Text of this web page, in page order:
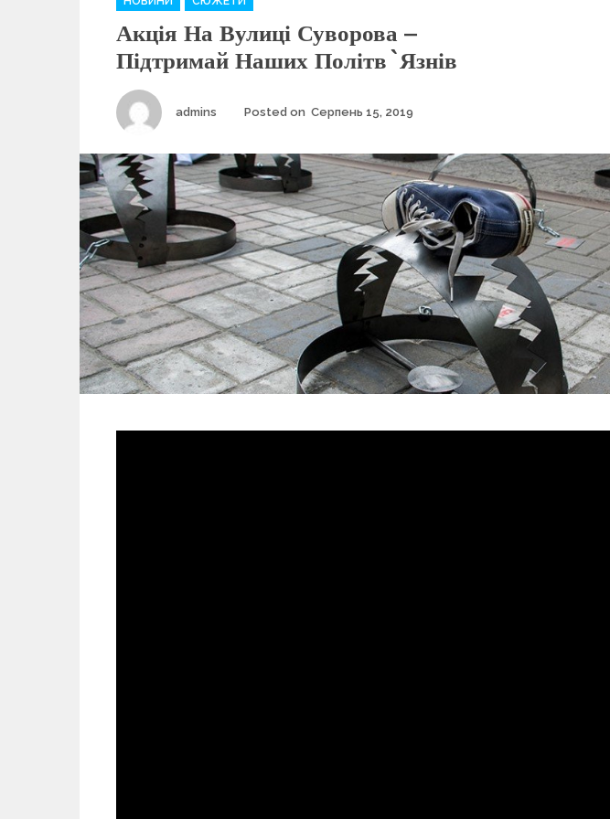
a
t
e
g
o
r
s
Акція На Вулиці Суворова –
Підтримай Наших Політв`язнів
Author
admins Posted on Серпень 15, 2019